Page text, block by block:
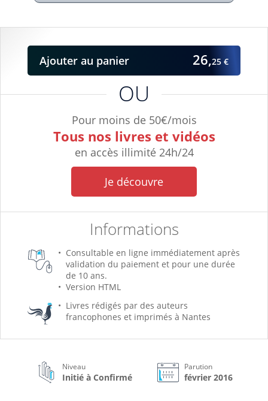
OU
Pour moins de 50€/mois
Tous nos livres et vidéos
en accès illimité 24h/24
Je découvre
Informations
Consultable en ligne immédiatement après
validation du paiement et pour une durée
de 10 ans.
Version HTML
Livres rédigés par des auteurs
francophones et imprimés à Nantes
Ajouter au panier 26,25 €
Niveau
Initié à Confirmé
Parution
février 2016